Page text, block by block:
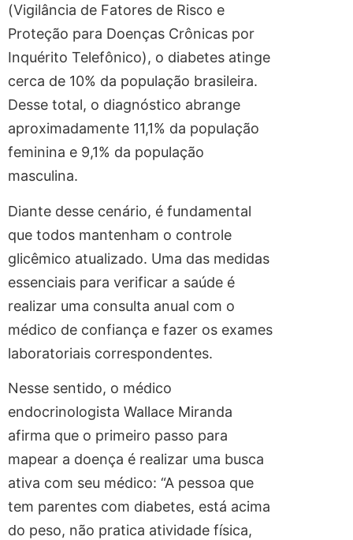
(Vigilância de Fatores de Risco e
Proteção para Doenças Crônicas por
Inquérito Telefônico), o diabetes atinge
cerca de 10% da população brasileira.
Desse total, o diagnóstico abrange
aproximadamente 11,1% da população
feminina e 9,1% da população
masculina.
Diante desse cenário, é fundamental
que todos mantenham o controle
glicêmico atualizado. Uma das medidas
essenciais para verificar a saúde é
realizar uma consulta anual com o
médico de confiança e fazer os exames
laboratoriais correspondentes.
Nesse sentido, o médico
endocrinologista Wallace Miranda
afirma que o primeiro passo para
mapear a doença é realizar uma busca
ativa com seu médico: “A pessoa que
tem parentes com diabetes, está acima
do peso, não pratica atividade física,